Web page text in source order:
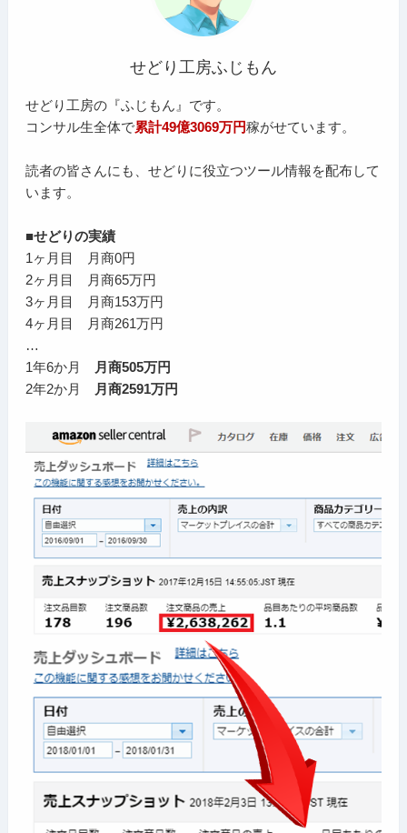
せどり工房ふじもん
せどり工房の『ふじもん』です。
コンサル生全体で累計49億3069万円稼がせています。
読者の皆さんにも、せどりに役立つツール情報を配布して
います。
■せどりの実績
1ヶ月目 月商0円
2ヶ月目 月商65万円
3ヶ月目 月商153万円
4ヶ月目 月商261万円
…
1年6か月
月商505万円
2年2か月
月商2591万円